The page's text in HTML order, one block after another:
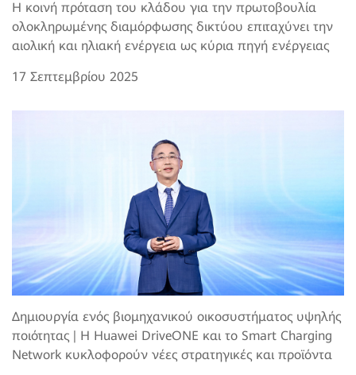
Η κοινή πρόταση του κλάδου για την πρωτοβουλία
ολοκληρωμένης διαμόρφωσης δικτύου επιταχύνει την
αιολική και ηλιακή ενέργεια ως κύρια πηγή ενέργειας
17 Σεπτεμβρίου 2025
Δημιουργία ενός βιομηχανικού οικοσυστήματος υψηλής
ποιότητας | Η Huawei DriveONE και το Smart Charging
Network κυκλοφορούν νέες στρατηγικές και προϊόντα